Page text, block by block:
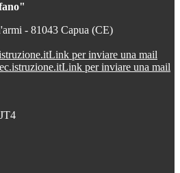
- 81043 Capua (CE)
Link per inviare una mail
Link per inviare una mail